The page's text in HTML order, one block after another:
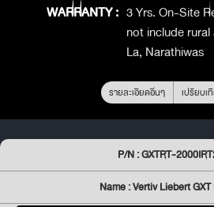
WARRANTY : 3 Yrs. On-Site
not include
La, Narathiwas
รายละเอียดอื่นๆ เปรียบเ
P/N : GXTRT-
Name : Vertiv Liebert GXT